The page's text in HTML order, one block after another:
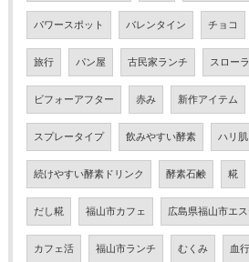
パワースポット バレンタイン チョコ
旅行 パン屋 古民家ランチ スロー
ビフォーアフター 赤み 新作アイテム
スプレータイプ 飲みやすい酵素 ハリ肌
続けやすい酵素ドリンク 酵素石鹸 糀
だし糀 福山市カフェ 広島県福山市エス
カフェ活 福山市ランチ むくみ 血